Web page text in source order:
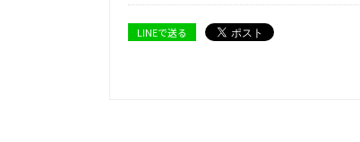
LINEで送る